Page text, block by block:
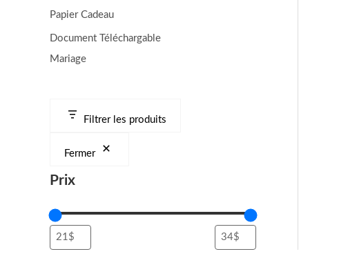
Papier Cadeau
Document Téléchargable
Mariage
Filtrer les produits
Fermer
Prix